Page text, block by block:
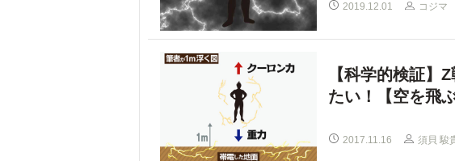
2019.12.01 コジマ
【科学的検証】
たい！【空を飛ぶ
2017.11.16 須貝 駿